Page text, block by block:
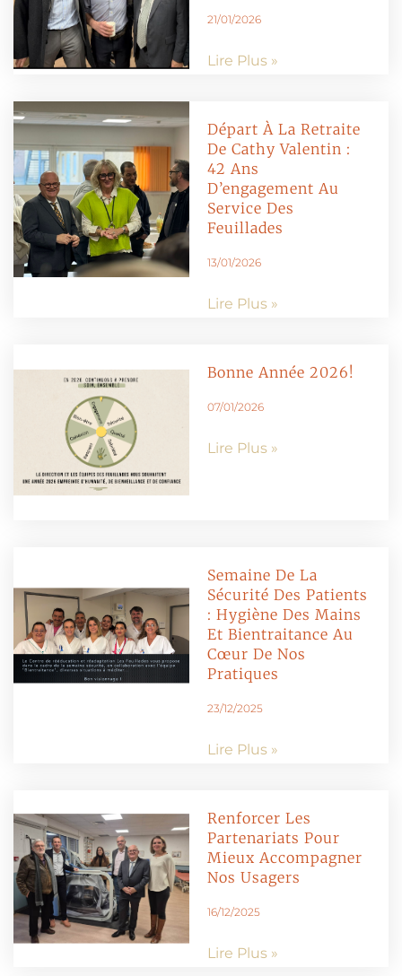
21/01/2026
Lire Plus »
Départ À La Retraite
De Cathy Valentin :
42 Ans
D’engagement Au
Service Des
Feuillades
13/01/2026
Lire Plus »
Bonne Année 2026!
07/01/2026
Lire Plus »
Semaine De La
Sécurité Des Patients
: Hygiène Des Mains
Et Bientraitance Au
Cœur De Nos
Pratiques
23/12/2025
Lire Plus »
Renforcer Les
Partenariats Pour
Mieux Accompagner
Nos Usagers
16/12/2025
Lire Plus »